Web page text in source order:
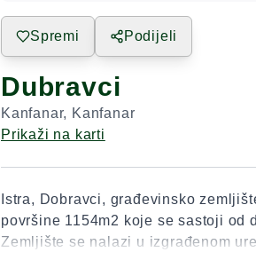
Spremi Podijeli
Dubravci
Kanfanar, Kanfanar
Prikaži na karti
Istra, Dobravci, građevinsko
površine 1154m2 koje se sastoji od
Zemljište se nalazi u izgrađenom